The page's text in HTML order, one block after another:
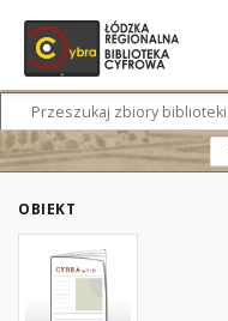
OBIEKT